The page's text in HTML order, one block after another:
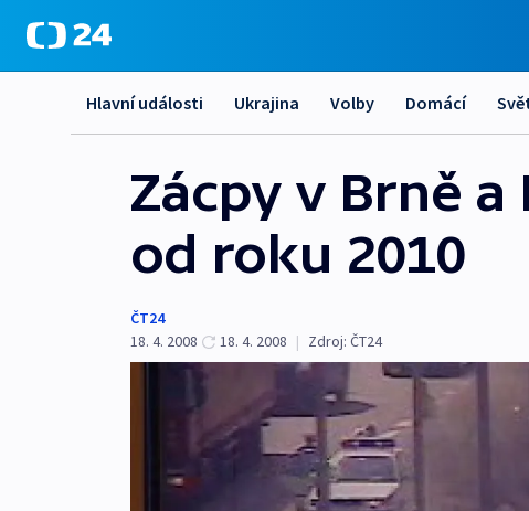
Hlavní události Ukrajina Volby Domácí
Zácpy v Brně
od roku 2010
ČT24
18. 4. 2008
18. 4. 2008 | Zdroj: ČT24